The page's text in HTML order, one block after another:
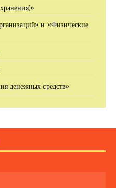
и «Физические
денежных средств»